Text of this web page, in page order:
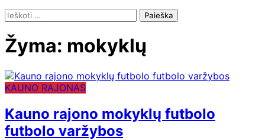
Ieškoti:
Žyma: mokyklų
KAUNO RAJONAS
Kauno rajono mokyklų futbolo
futbolo varžybos